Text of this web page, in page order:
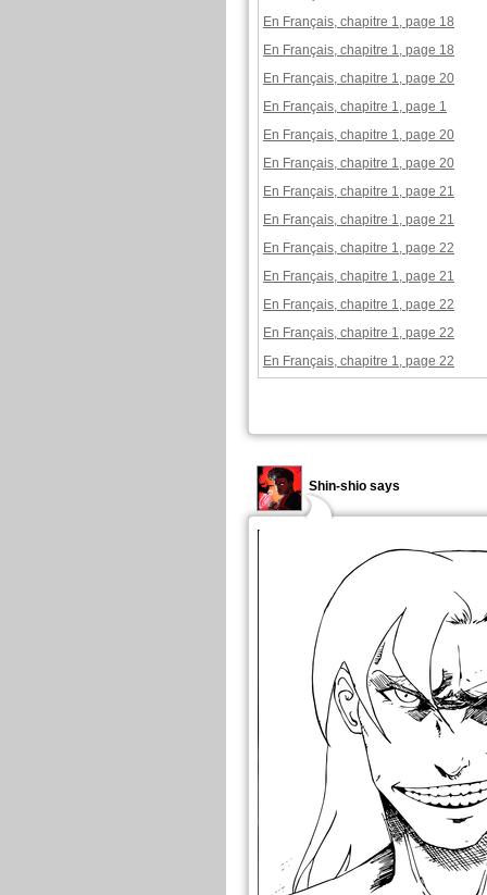
En Français, chapitre 1, page 18
En Français, chapitre 1, page 18
En Français, chapitre 1, page 20
En Français, chapitre 1, page 1
En Français, chapitre 1, page 20
En Français, chapitre 1, page 20
En Français, chapitre 1, page 21
En Français, chapitre 1, page 21
En Français, chapitre 1, page 22
En Français, chapitre 1, page 21
En Français, chapitre 1, page 22
En Français, chapitre 1, page 22
En Français, chapitre 1, page 22
Shin-shio says